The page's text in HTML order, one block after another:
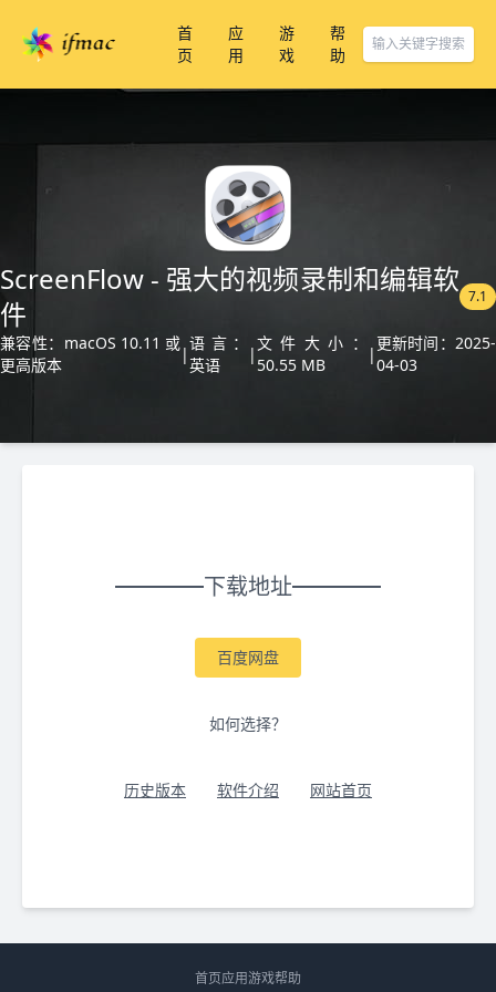
首
页
应
用
游
戏
帮
助
ScreenFlow - 强大的视频录制和编辑软
件
7.1
兼容性：macOS 10.11 或
更高版本
|
语言：
英语
|
文件大小：
50.55 MB
|
更新时间：2025-
04-03
下载地址
百度网盘
如何选择？
历史版本 软件介绍 网站首页
首页应用游戏帮助